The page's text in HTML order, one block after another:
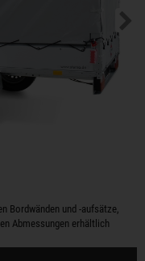
Bordwänden und -aufsätze,
Abmessungen erhältlich